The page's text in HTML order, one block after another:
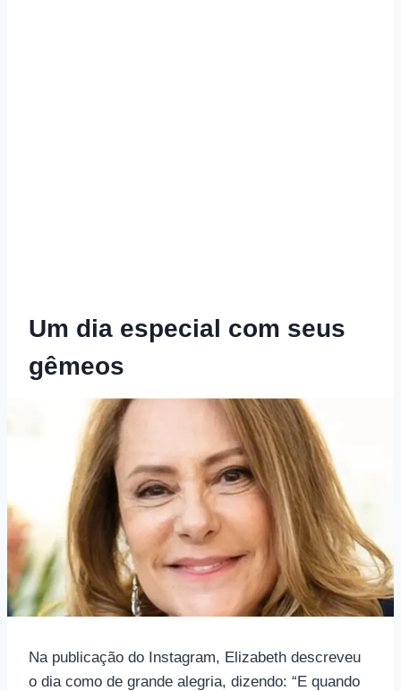
Um dia especial com seus
gêmeos
Na publicação do Instagram, Elizabeth descreveu
o dia como de grande alegria, dizendo: “E quando